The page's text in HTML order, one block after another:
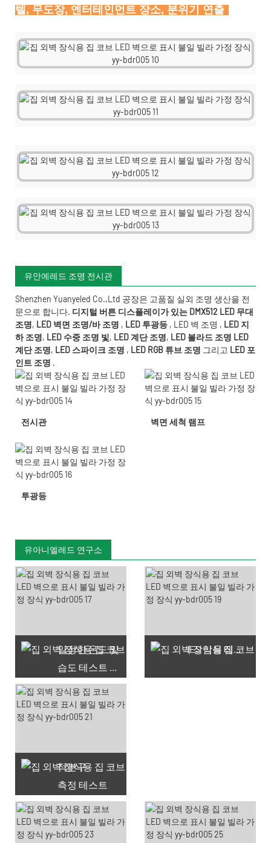
텔, 무도장, 엔터테인먼트 장소, 분위기 연출
유안예레드 조명 전시관
Shenzhen Yuanyeled Co.,Ltd 공장은 고품질 실외 조명 생산을 전
문으로 합니다. 디지털 버튼 디스플레이가 있는 DMX512 LED 무대
조명, LED 벽면 조명/바 조명 , LED 투광등 , LED 벽 조명 , LED 지
하 조명, LED 수중 조명 빛, LED 계단 조명, LED 볼라드 조명 LED
계단 조명, LED 스파이크 조명 , LED RGB 튜브 조명 그리고 LED 포
인트 조명 .
전시관 벽면 세척 램프
투광등
유아니엘레드 연구소
일정한 온도 및
습도 테스트 챔버
IES 암실 테스트
적분구
측정 테스트
사용 가능한 쿠폰 66개